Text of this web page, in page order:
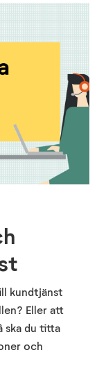
kundtjänst
Eller att
ska du titta
och